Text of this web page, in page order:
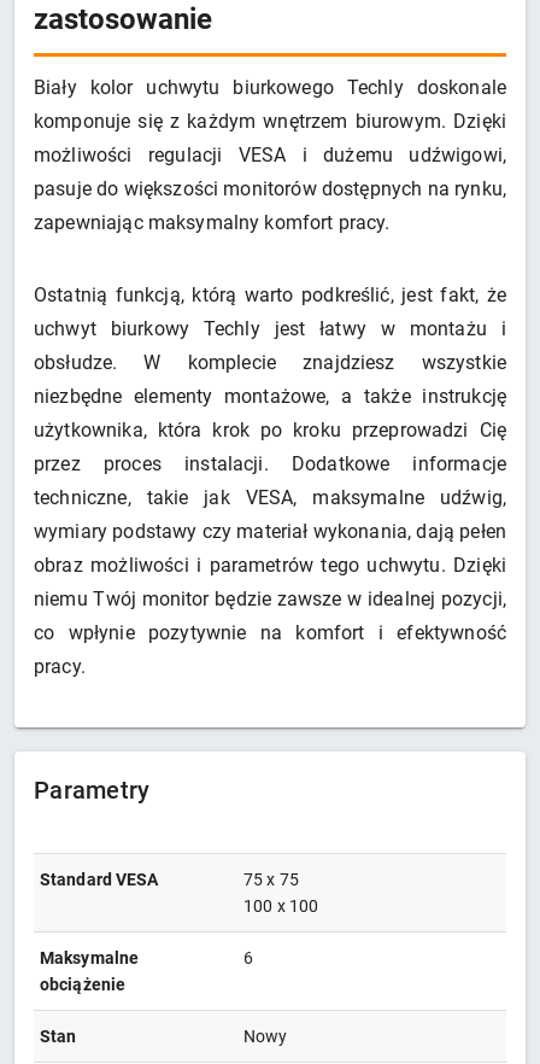
zastosowanie
Biały kolor uchwytu biurkowego Techly doskonale
komponuje się z każdym wnętrzem biurowym. Dzięki
możliwości regulacji VESA i dużemu udźwigowi,
pasuje do większości monitorów dostępnych na rynku,
zapewniając maksymalny komfort pracy.
Ostatnią funkcją, którą warto podkreślić, jest fakt, że
uchwyt biurkowy Techly jest łatwy w montażu i
obsłudze. W komplecie znajdziesz wszystkie
niezbędne elementy montażowe, a także instrukcję
użytkownika, która krok po kroku przeprowadzi Cię
przez proces instalacji. Dodatkowe informacje
techniczne, takie jak VESA, maksymalne udźwig,
wymiary podstawy czy materiał wykonania, dają pełen
obraz możliwości i parametrów tego uchwytu. Dzięki
niemu Twój monitor będzie zawsze w idealnej pozycji,
co wpłynie pozytywnie na komfort i efektywność
pracy.
Parametry
Standard VESA
75 x 75
100 x 100
Maksymalne
obciążenie
6
Stan Nowy